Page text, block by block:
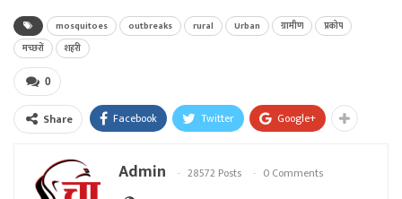
mosquitoes outbreaks rural Urban ग्रामीण
प्रकोप
मच्छरों
शहरी
0
Share Facebook Twitter Google+
Admin 28572 Posts 0 Comments